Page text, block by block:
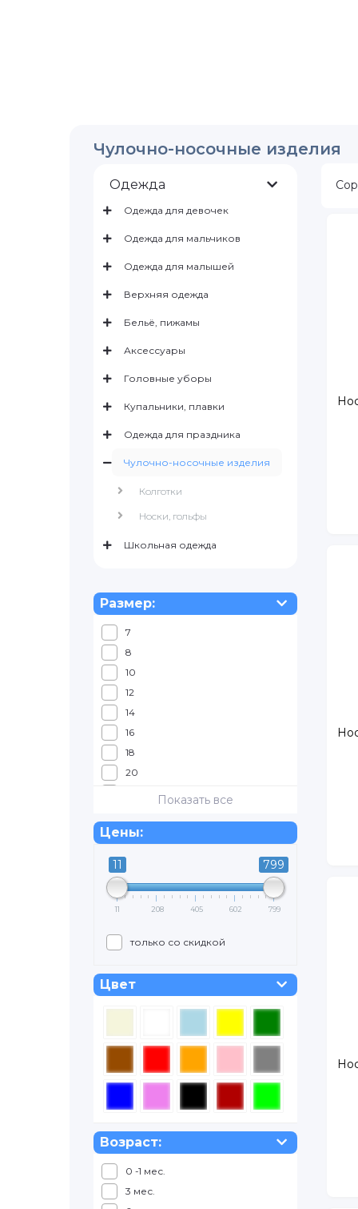
Чулочно-носочные изделия
Одежда
Одежда для девочек
Одежда для мальчиков
Одежда для малышей
Верхняя одежда
Бельё, пижамы
Аксессуары
Головные уборы
Купальники, плавки
Одежда для праздника
Чулочно-носочные изделия
Колготки
Носки, гольфы
Школьная одежда
Размер:
7
8
10
12
14
16
18
20
62
74
80
104
110
116
134
146
152
158
176
Показать все
Цены:
11 799
11 208 405 602 799
только со скидкой
Цвет
Возраст:
1 мес.
3 мес.